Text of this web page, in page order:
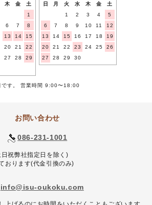
木 金
土
1
6 7
8
13 14
15
20 21
22
27 28
29
日 月 火 水 木 金
土
1
2 3 4
5
6
7 8 9 10 11
12
13
14 15 16 17 18
19
20
21 22 23 24 25
26
27
28 29 30
です。 営業時間 9:00〜18:00
お問い合わせ
086-231-1001
祝弊社指定日を除く)
おります(代金引換のみ)
info@isu-oukoku.com
上げるのにお時間をいただくこともございます。